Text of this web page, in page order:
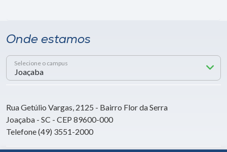
Onde estamos
Selecione o campus
Rua Getúlio Vargas, 2125 - Bairro Flor da Serra
Joaçaba - SC - CEP 89600-000
Telefone (49) 3551-2000